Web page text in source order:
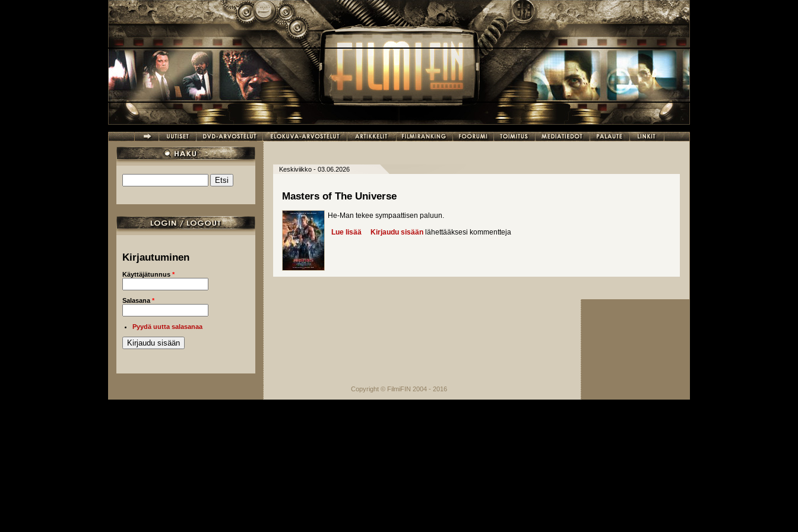
Hakulomake
Kirjautuminen
Käyttäjätunnus *
Salasana *
Pyydä uutta salasanaa
Keskiviikko - 03.06.2026
Masters of The Universe
He-Man tekee sympaattisen paluun.
Lue lisää about Masters of The Universe
Kirjaudu sisään lähettääksesi kommentteja
Copyright © FilmiFIN 2004 - 2016